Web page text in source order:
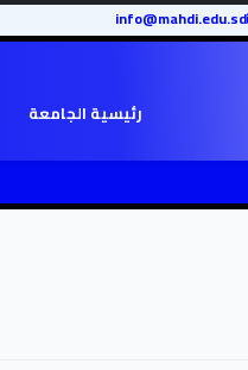
info@mahdi.edu.sd
رئيسية الجامعة